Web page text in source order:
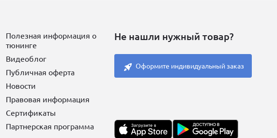
Полезная информация о
тюнинге
Видеоблог
Публичная оферта
Новости
Правовая информация
Сертификаты
Партнерская программа
Не нашли нужный товар?
Оформите индивидуальный заказ